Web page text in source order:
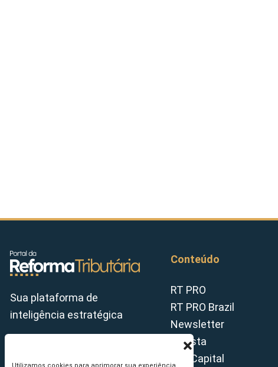
Sua plataforma de
inteligência estratégica
Conteúdo
RT PRO
RT PRO Brazil
Newsletter
Revista
Tax Capital